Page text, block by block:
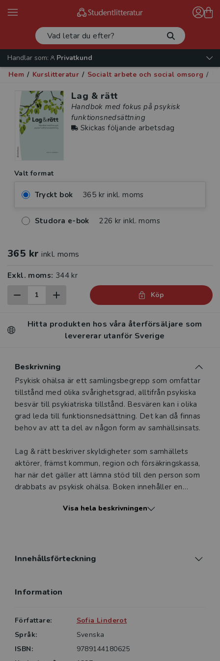
Handlar som:
Privatkund
Hem / Kurslitteratur / Socialt arbete och social omsorg /
Lag & rätt
Handbok med fokus på psykisk
funktionsnedsättning
Skickas följande arbetsdag
Valt format
Tryckt bok 365 kr inkl. moms
Studora e-bok 226 kr inkl. moms
365 kr inkl. moms
Exkl. moms: 344 kr
Köp
Hitta produkten hos våra återförsäljare som
levererar utanför Sverige
Beskrivning
Beskrivning
Psykisk ohälsa är ett samlingsbegrepp som omfattar
tillstånd med olika svårighetsgrad, alltifrån psykiska
besvär till psykiatriska tillstånd. Besvären kan i olika
grad leda till funktionsnedsättning. Det kan då finnas
behov av att ta del av någon form av samhällsinsats.
Lag & rätt beskriver skyldigheter som samhällets
aktörer, främst kommun, region och försäkringskassa,
har när det gäller att lämna stöd till den person som
drabbats av psykisk ohälsa. Boken innehåller en
handläggningen inom socialtjänst, hälso- och sjukvård
Vilka skyldigheter har socialtjänsten gentemot
vuxen bli föremål för tvång? Vart kan man vända sig
högskolor, yrkeshögskolor, samt till personal bland
annat inom socialtjänst och hälso- och sjukvård,
Visa hela beskrivningen
Innehållsförteckning
Information
Författare:
Sofia Linderot
Språk:
Svenska
ISBN:
9789144180625